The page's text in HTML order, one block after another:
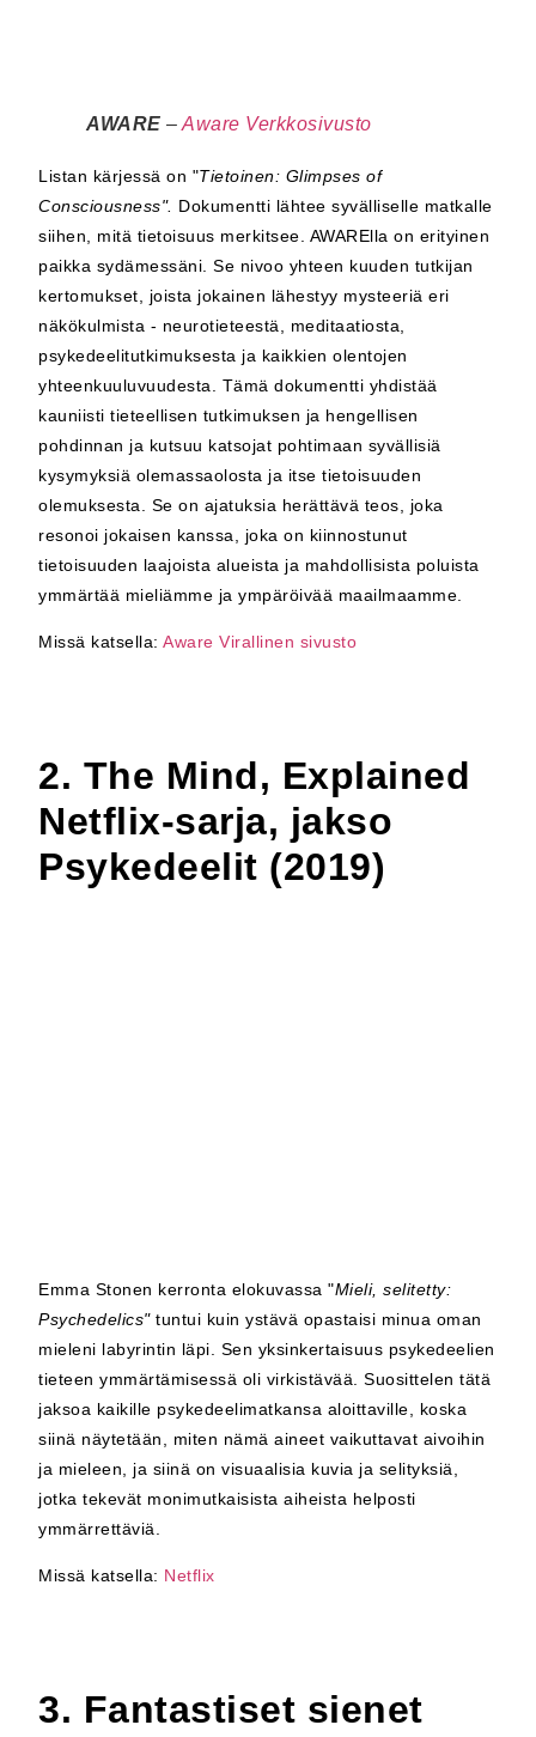
AWARE –Aware Verkkosivusto
Listan kärjessä on "Tietoinen: Glimpses of
Consciousness". Dokumentti lähtee syvälliselle matkalle
siihen, mitä tietoisuus merkitsee. AWARElla on erityinen
paikka sydämessäni. Se nivoo yhteen kuuden tutkijan
kertomukset, joista jokainen lähestyy mysteeriä eri
näkökulmista - neurotieteestä, meditaatiosta,
psykedeelitutkimuksesta ja kaikkien olentojen
yhteenkuuluvuudesta. Tämä dokumentti yhdistää
kauniisti tieteellisen tutkimuksen ja hengellisen
pohdinnan ja kutsuu katsojat pohtimaan syvällisiä
kysymyksiä olemassaolosta ja itse tietoisuuden
olemuksesta. Se on ajatuksia herättävä teos, joka
resonoi jokaisen kanssa, joka on kiinnostunut
tietoisuuden laajoista alueista ja mahdollisista poluista
ymmärtää mieliämme ja ympäröivää maailmaamme.
Missä katsella:Aware Virallinen sivusto
2. The Mind, Explained
Netflix-sarja, jakso
Psykedeelit (2019)
Emma Stonen kerronta elokuvassa "Mieli, selitetty:
Psychedelics"tuntui kuin ystävä opastaisi minua oman
mieleni labyrintin läpi. Sen yksinkertaisuus psykedeelien
tieteen ymmärtämisessä oli virkistävää. Suosittelen tätä
jaksoa kaikille psykedeelimatkansa aloittaville, koska
siinä näytetään, miten nämä aineet vaikuttavat aivoihin
ja mieleen, ja siinä on visuaalisia kuvia ja selityksiä,
jotka tekevät monimutkaisista aiheista helposti
ymmärrettäviä.
Missä katsella: Netflix
3. Fantastiset sienet